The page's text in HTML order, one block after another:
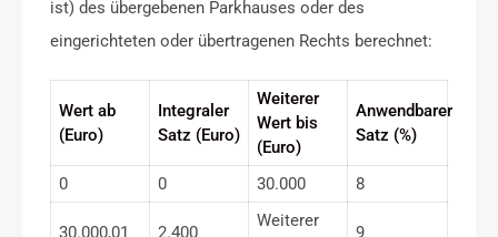
ist) des übergebenen Parkhauses oder des
eingerichteten oder übertragenen Rechts berechnet:
Wert ab
(Euro)
Integraler
Satz (Euro)
Weiterer
Wert bis
(Euro)
Anwendbarer
Satz (%)
0 0 30.000 8
30.000,01 2.400
Weiterer
9